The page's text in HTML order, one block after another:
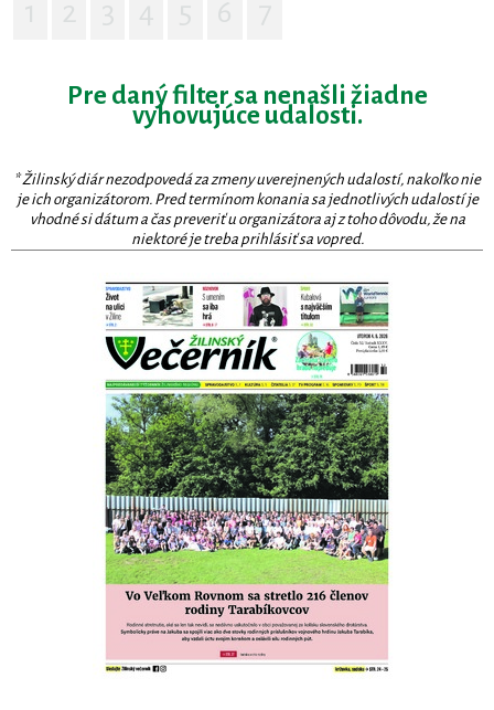
Pre daný filter sa nenašli žiadne
vyhovujúce udalosti.
* Žilinský diár nezodpovedá za zmeny uverejnených udalostí, nakoľko nie
je ich organizátorom. Pred termínom konania sa jednotlivých udalostí je
vhodné si dátum a čas preveriť u organizátora aj z toho dôvodu, že na
niektoré je treba prihlásiť sa vopred.